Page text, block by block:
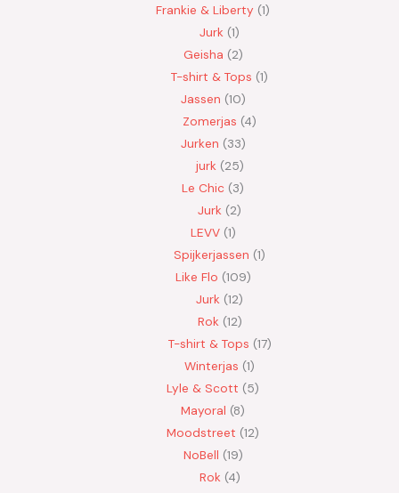
Frankie & Liberty 1
Jurk 1
Geisha 2
T-shirt & Tops 1
Jassen 10
Zomerjas 4
Jurken 33
jurk 25
Le Chic 3
Jurk 2
LEVV 1
Spijkerjassen 1
Like Flo 109
Jurk 12
Rok 12
T-shirt & Tops 17
Winterjas 1
Lyle & Scott 5
Mayoral 8
Moodstreet 12
NoBell 19
Rok 4